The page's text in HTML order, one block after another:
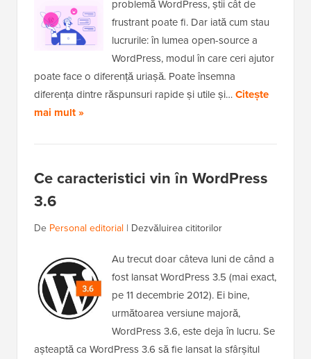
problemă WordPress, știi cât de
frustrant poate fi. Dar iată cum stau
lucrurile: în lumea open-source a
WordPress, modul în care ceri ajutor
poate face o diferență uriașă. Poate însemna
diferența dintre răspunsuri rapide și utile și…Citește
mai mult »
Ce caracteristici vin în WordPress
3.6
De Personal editorial | Dezvăluirea cititorilor
Au trecut doar câteva luni de când a
fost lansat WordPress 3.5 (mai exact,
pe 11 decembrie 2012). Ei bine,
următoarea versiune majoră,
WordPress 3.6, este deja în lucru. Se
așteaptă ca WordPress 3.6 să fie lansat la sfârșitul